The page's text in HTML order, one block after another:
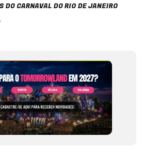
DO CARNAVAL DO RIO DE JANEIRO